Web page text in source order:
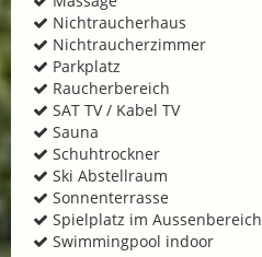
Nichtraucherhaus
Nichtraucherzimmer
Parkplatz
Raucherbereich
SAT TV / Kabel TV
Sauna
Schuhtrockner
Ski Abstellraum
Sonnenterrasse
Spielplatz im Aussenbereich
Swimmingpool indoor